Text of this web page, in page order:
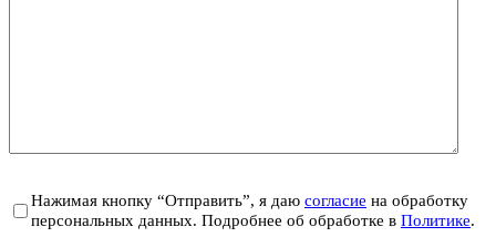
Нажимая кнопку “Отправить”, я даю согласие на обработку
персональных данных. Подробнее об обработке в Политике.